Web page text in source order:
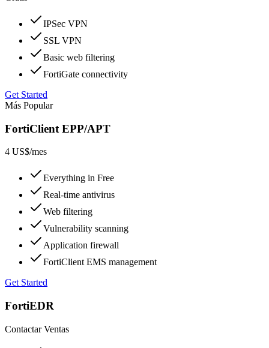
IPSec VPN
SSL VPN
Basic web filtering
FortiGate connectivity
Get Started
Más Popular
FortiClient EPP/APT
4 US$/mes
Everything in Free
Real-time antivirus
Web filtering
Vulnerability scanning
Application firewall
FortiClient EMS management
Get Started
FortiEDR
Contactar Ventas